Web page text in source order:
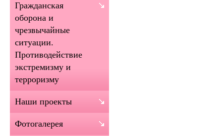
Гражданская
оборона и
чрезвычайные
ситуации.
Противодействие
экстремизму и
терроризму
Наши проекты
Фотогалерея